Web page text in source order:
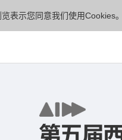
表示您同意我们使用Cookies。